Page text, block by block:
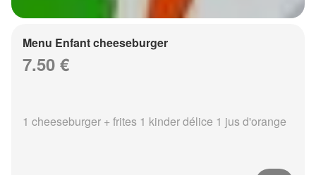
Menu Enfant cheeseburger
7.50 €
1 cheeseburger + frites 1 kinder délice 1 jus d'orange